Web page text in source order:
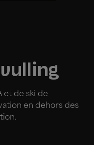
et de ski de
en dehors des